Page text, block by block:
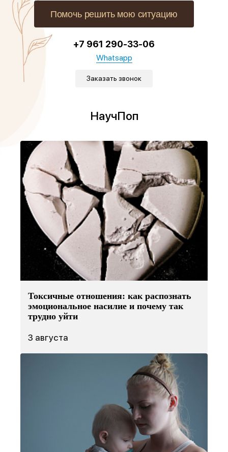
Помочь решить мою ситуацию
+7 961 290-33-06
Whatsapp
Заказать звонок
НаучПоп
Токсичные отношения: как распознать
эмоциональное насилие и почему так
трудно уйти
3 августа